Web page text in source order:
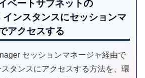
ベートサブネットの
ンスタンスにセッションマ
アクセスする
セッションマネージャ経由で
タンスにアクセスする方法を、環